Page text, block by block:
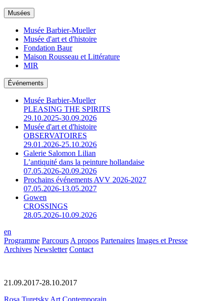
Musées
Musée Barbier-Mueller
Musée d'art et d'histoire
Fondation Baur
Maison Rousseau et Littérature
MIR
Événements
Musée Barbier-Mueller
PLEASING THE SPIRITS
29.10.2025-30.09.2026
Musée d'art et d'histoire
OBSERVATOIRES
29.01.2026-25.10.2026
Galerie Salomon Lilian
L’antiquité dans la peinture hollandaise
07.05.2026-20.09.2026
Prochains événements AVV 2026-2027
07.05.2026-13.05.2027
Gowen
CROSSINGS
28.05.2026-10.09.2026
en
Programme Parcours A propos Partenaires Images et Presse
Archives Newsletter Contact
21.09.2017-28.10.2017
Rosa Turetsky Art Contemporain